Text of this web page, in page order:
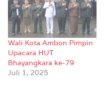
Wali Kota Ambon Pimpin
Upacara HUT
Bhayangkara ke-79
Juli 1, 2025